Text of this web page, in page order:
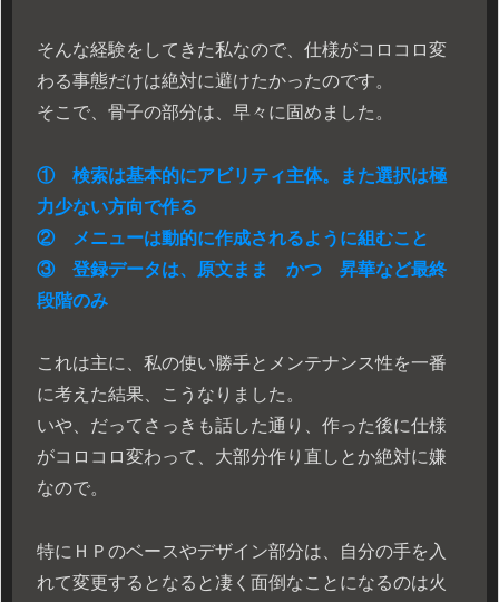
そんな経験をしてきた私なので、仕様がコロコロ変
わる事態だけは絶対に避けたかったのです。
そこで、骨子の部分は、早々に固めました。
① 検索は基本的にアビリティ主体。また選択は極
力少ない方向で作る
② メニューは動的に作成されるように組むこと
③ 登録データは、原文まま かつ 昇華など最終
段階のみ
これは主に、私の使い勝手とメンテナンス性を一番
に考えた結果、こうなりました。
いや、だってさっきも話した通り、作った後に仕様
がコロコロ変わって、大部分作り直しとか絶対に嫌
なので。
特にＨＰのベースやデザイン部分は、自分の手を入
れて変更するとなると凄く面倒なことになるのは火